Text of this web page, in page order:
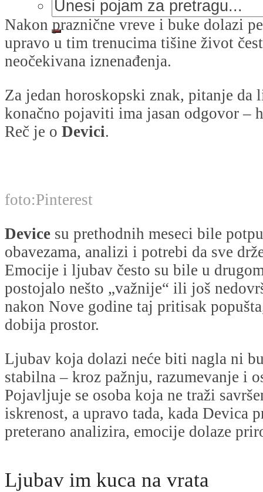
Nakon praznične vreve i buke dolazi
upravo u tim trenucima tišine život
neočekivana iznenađenja.
Za jedan horoskopski znak, pitanje da
konačno pojaviti ima jasan odgovor –
Reč je o Devici.
foto:Pinterest
Device su prethodnih meseci bile
obavezama, analizi i potrebi da sve
Emocije i ljubav često su bile u
postojalo nešto „važnije“ ili još
nakon Nove godine taj pritisak
dobija prostor.
Ljubav koja dolazi neće biti nagla ni
stabilna – kroz pažnju, razumevanje i
Pojavljuje se osoba koja ne traži
iskrenost, a upravo tada, kada Devica
preterano analizira, emocije dolaze
Ljubav im kuca na vrata